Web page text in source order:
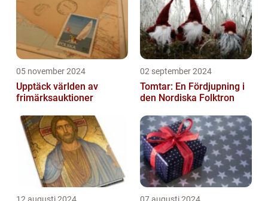
05 november 2024
Upptäck världen av
frimärksauktioner
02 september 2024
Tomtar: En Fördjupning i
den Nordiska Folktron